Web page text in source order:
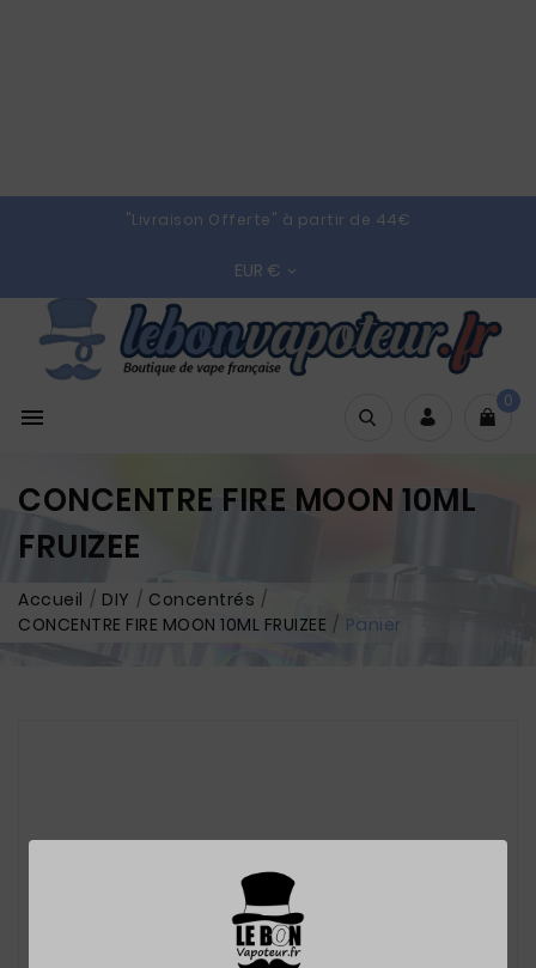
"Livraison Offerte" à partir de 44€
EUR € 

0
CONCENTRE FIRE MOON 10ML
FRUIZEE
Accueil DIY
Concentrés
CONCENTRE FIRE MOON 10ML FRUIZEE
Panier